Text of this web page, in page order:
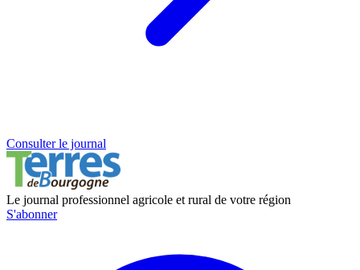
Consulter le journal
Le journal professionnel agricole et rural de votre région
S'abonner